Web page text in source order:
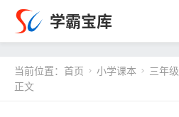
学霸宝库
当前位置： 首页  小学课本  三年级
正文